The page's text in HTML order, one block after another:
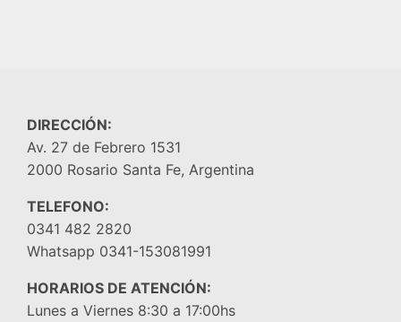
DIRECCIÓN:
Av. 27 de Febrero 1531
2000 Rosario Santa Fe, Argentina
TELEFONO:
0341 482 2820
Whatsapp 0341-153081991
HORARIOS DE ATENCIÓN:
Lunes a Viernes 8:30 a 17:00hs